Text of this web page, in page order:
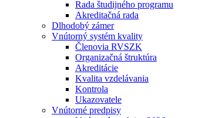
Rada študijného programu
Akreditačná rada
Dlhodobý zámer
Vnútorný systém kvality
Členovia RVSZK
Organizačná štruktúra
Akreditácie
Kvalita vzdelávania
Kontrola
Ukazovatele
Vnútorné predpisy